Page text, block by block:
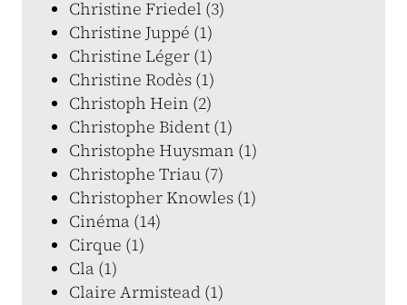
Christine Friedel (3)
Christine Juppé (1)
Christine Léger (1)
Christine Rodès (1)
Christoph Hein (2)
Christophe Bident (1)
Christophe Huysman (1)
Christophe Triau (7)
Christopher Knowles (1)
Cinéma (14)
Cirque (1)
Cla (1)
Claire Armistead (1)